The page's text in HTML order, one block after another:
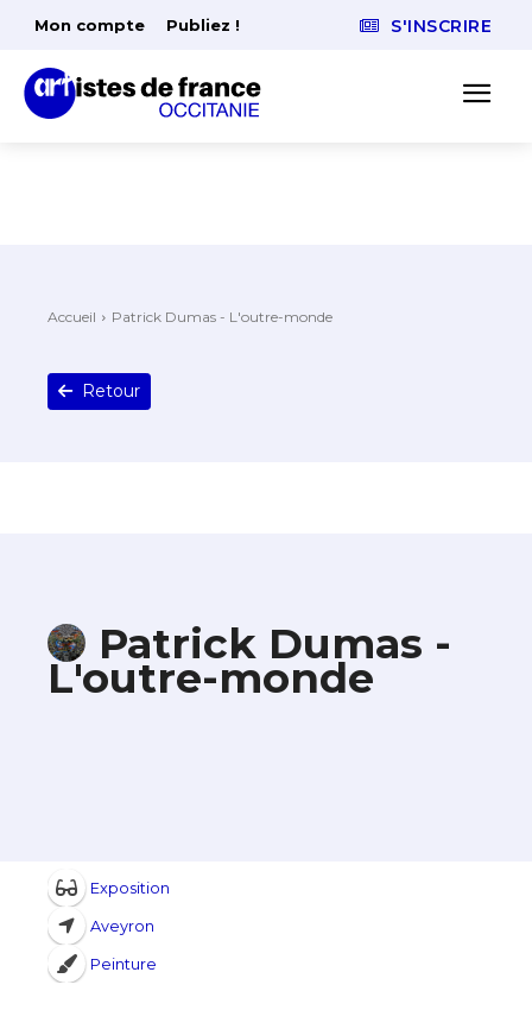
Mon compte Publiez ! S'INSCRIRE
Accueil Patrick Dumas - L'outre-monde
Retour
Patrick Dumas -
L'outre-monde
Exposition
Aveyron
Peinture